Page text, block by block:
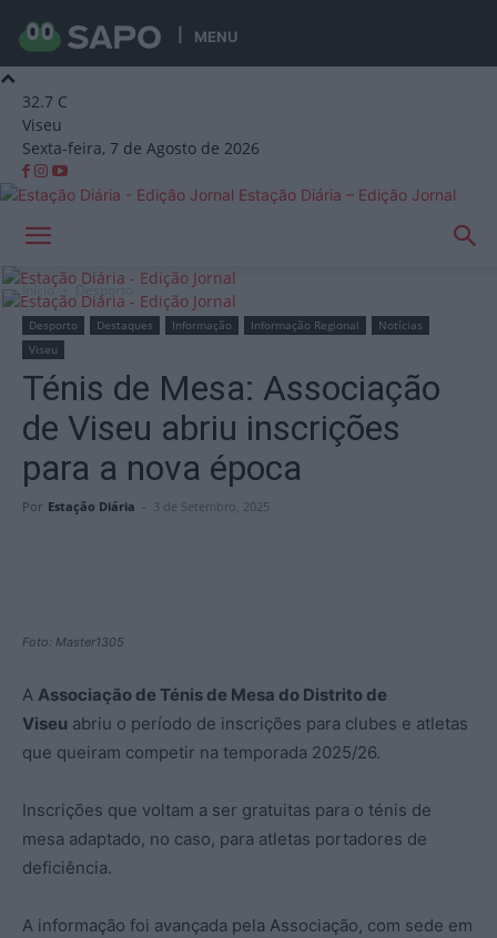
MENU
32.7 C
Viseu
Sexta-feira, 7 de Agosto de 2026
Estação Diária – Edição Jornal
Início Desporto
Desporto Destaques Informação Informação Regional
Notícias
Viseu
Ténis de Mesa: Associação
de Viseu abriu inscrições
para a nova época
Por Estação Diária - 3 de Setembro, 2025
Foto: Master1305
A Associação de Ténis de Mesa do Distrito de
Viseu abriu o período de inscrições para clubes e atletas
que queiram competir na temporada 2025/26.
Inscrições que voltam a ser gratuitas para o ténis de
mesa adaptado, no caso, para atletas portadores de
deficiência.
A informação foi avançada pela Associação, com sede em